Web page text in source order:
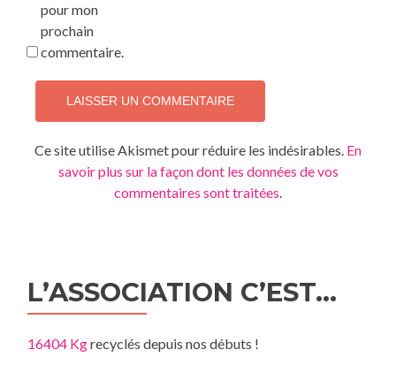
pour mon
prochain
commentaire.
Ce site utilise Akismet pour réduire les indésirables. En
savoir plus sur la façon dont les données de vos
commentaires sont traitées.
L’ASSOCIATION C’EST…
16404 Kgrecyclés depuis nos débuts !